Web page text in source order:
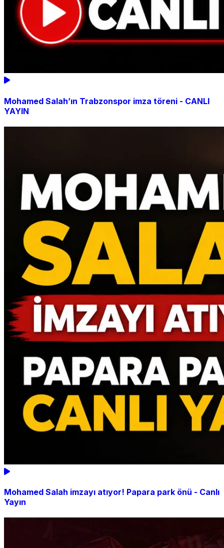
Mohamed Salah’ın Trabzonspor imza töreni - CANLI
YAYIN
Mohamed Salah imzayı atıyor! Papara park önü - Canlı
Yayın